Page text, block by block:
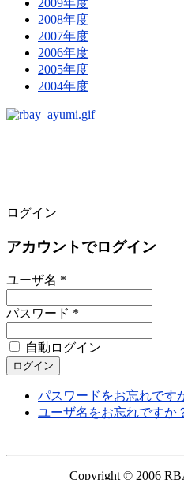
2009年度
2008年度
2007年度
2006年度
2005年度
2004年度
ログイン
アカウントでログイン
ユーザ名 *
パスワード *
自動ログイン
パスワードをお忘れです
ユーザ名をお忘れですか
Copyright © 2006